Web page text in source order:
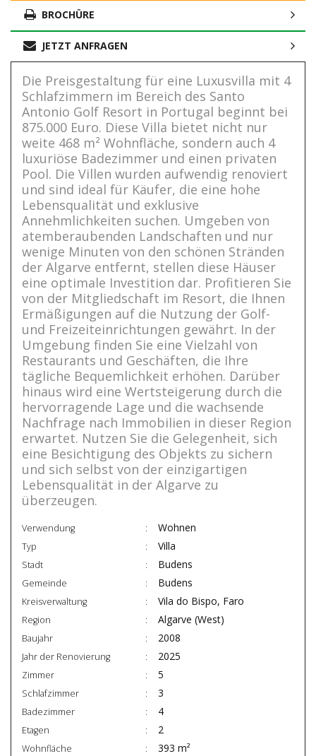
BROCHÜRE
JETZT ANFRAGEN
Die Preisgestaltung für eine Luxusvilla mit 4
Schlafzimmern im Bereich des Santo
Antonio Golf Resort in Portugal beginnt bei
875.000 Euro. Diese Villa bietet nicht nur
weite 468 m² Wohnfläche, sondern auch 4
luxuriöse Badezimmer und einen privaten
Pool. Die Villen wurden aufwendig renoviert
und sind ideal für Käufer, die eine hohe
Lebensqualität und exklusive
Annehmlichkeiten suchen. Umgeben von
atemberaubenden Landschaften und nur
wenige Minuten von den schönen Stränden
der Algarve entfernt, stellen diese Häuser
eine optimale Investition dar. Profitieren Sie
von der Mitgliedschaft im Resort, die Ihnen
Ermäßigungen auf die Nutzung der Golf-
und Freizeiteinrichtungen gewährt. In der
Umgebung finden Sie eine Vielzahl von
Restaurants und Geschäften, die Ihre
tägliche Bequemlichkeit erhöhen. Darüber
hinaus wird eine Wertsteigerung durch die
hervorragende Lage und die wachsende
Nachfrage nach Immobilien in dieser Region
erwartet. Nutzen Sie die Gelegenheit, sich
eine Besichtigung des Objekts zu sichern
und sich selbst von der einzigartigen
Lebensqualität in der Algarve zu
überzeugen.
Verwendung Wohnen
Typ Villa
Stadt Budens
Gemeinde Budens
Kreisverwaltung Vila do Bispo, Faro
Region Algarve (West)
Baujahr 2008
Jahr der Renovierung 2025
Zimmer 5
Schlafzimmer 3
Badezimmer 4
Etagen 2
Wohnfläche 393 m²